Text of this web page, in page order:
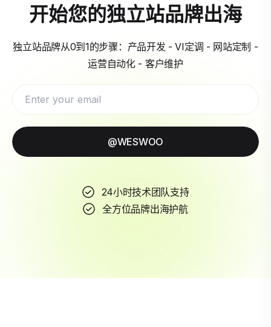
开始您的独立站品牌出海
独立站品牌从0到1的步骤：产品开发 - VI定调 - 网站定制 -
运营自动化 - 客户维护
@WESWOO
24小时技术团队支持
全方位品牌出海护航